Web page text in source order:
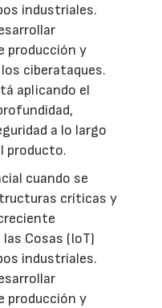
industriales.
producción y
ciberataques.
aplicando el
a lo largo
producto.
cuando se
críticas y
Cosas (IoT)
industriales.
producción y